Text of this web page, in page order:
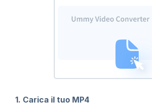
1. Carica il tuo MP4